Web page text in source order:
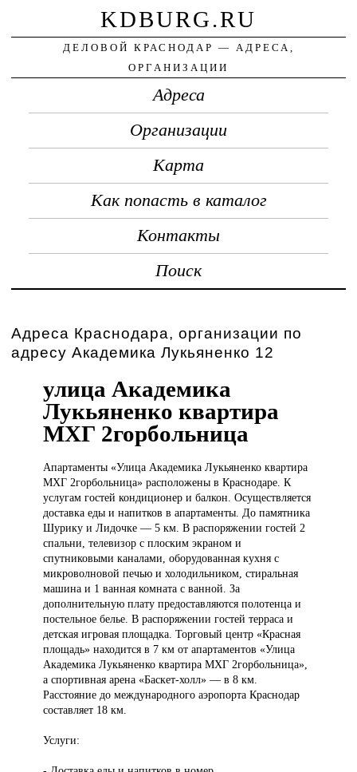
KDBURG.RU
ДЕЛОВОЙ КРАСНОДАР — АДРЕСА,
ОРГАНИЗАЦИИ
Адреса
Организации
Карта
Как попасть в каталог
Контакты
Поиск
Адреса Краснодара, организации по
адресу Академика Лукьяненко 12
улица Академика
Лукьяненко квартира
МХГ 2горбольница
Апартаменты «УлицаАкадемика Лукьяненко квартира
МХГ 2горбольница» расположены в Краснодаре. К
услугам гостей кондиционер и балкон. Осуществляется
доставка еды и напитков в апартаменты. До памятника
Шурику и Лидочке — 5 км. В распоряжении гостей 2
спальни, телевизор с плоским экраном и
спутниковыми каналами, оборудованная кухня с
микроволновой печью и холодильником, стиральная
машина и 1 ванная комната с ванной. За
дополнительную плату предоставляются полотенца и
постельное белье. В распоряжении гостей терраса и
детская игровая площадка. Торговый центр «Красная
площадь» находится в 7 км от апартаментов «Улица
Академика Лукьяненко квартира МХГ 2горбольница»,
а спортивная арена «Баскет-холл» — в 8 км.
Расстояние до международного аэропорта Краснодар
составляет 18 км.
Услуги: